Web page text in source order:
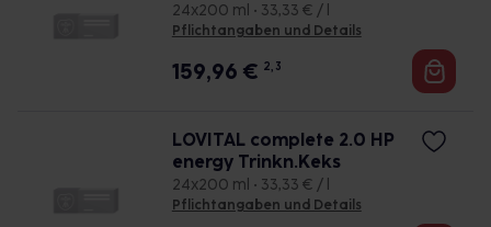
24x200 ml • 33,33 € / l
Pflichtangaben und Details
159,96 € 2, 3
LOVITAL complete 2.0 HP
energy Trinkn.Keks
24x200 ml • 33,33 € / l
Pflichtangaben und Details